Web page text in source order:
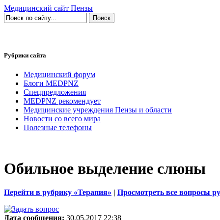
Медицинский сайт Пензы
Рубрики сайта
Медицинский форум
Блоги MEDPNZ
Спецпредложения
MEDPNZ рекомендует
Медицинские учреждения Пензы и области
Новости со всего мира
Полезные телефоны
Обильное выделение слюны
Перейти в рубрику «Терапия» | Просмотреть все вопросы
Дата сообщения: 30.05.2017 22:38